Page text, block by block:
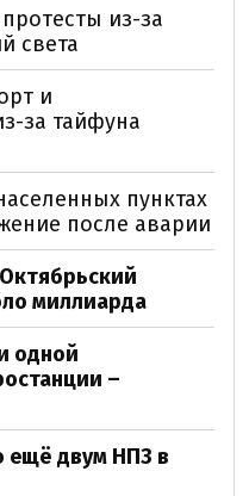
из-за
света
и
за тайфуна
пунктах
после аварии
миллиарда
одной
–
ещё двум НПЗ в